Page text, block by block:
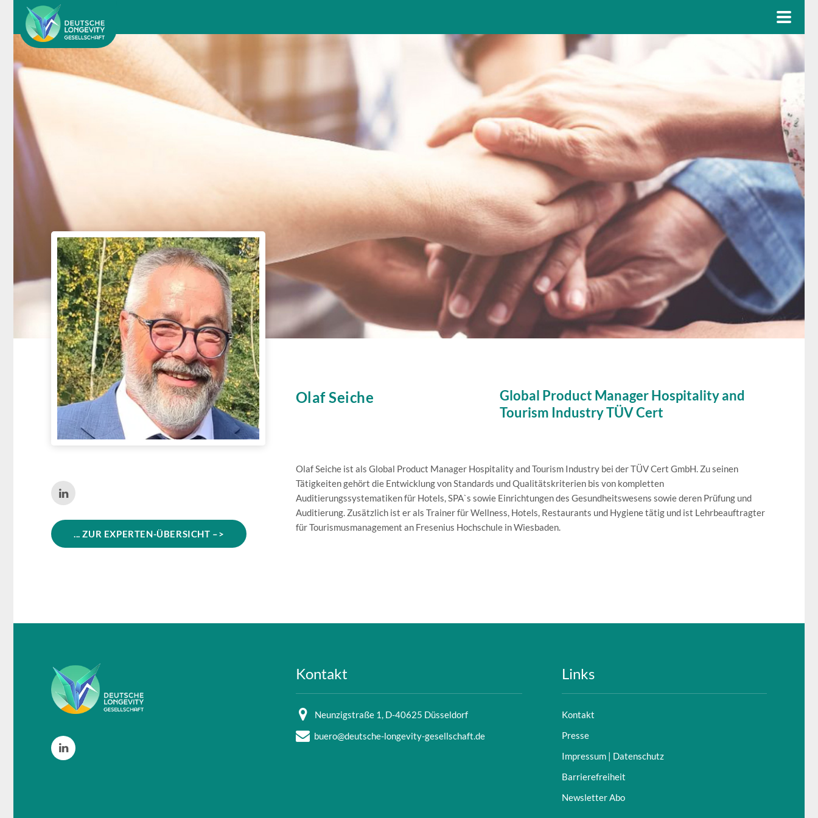
... ZUR EXPERTEN-ÜBERSICHT –>
Olaf Seiche
Global Product Manager Hospitality and
Tourism Industry TÜV Cert
Olaf Seiche ist als Global Product Manager Hospitality and Tourism Industry bei der TÜV Cert GmbH. Zu seinen
Tätigkeiten gehört die Entwicklung von Standards und Qualitätskriterien bis von kompletten
Auditierungssystematiken für Hotels, SPA`s sowie Einrichtungen des Gesundheitswesens sowie deren Prüfung und
Auditierung. Zusätzlich ist er als Trainer für Wellness, Hotels, Restaurants und Hygiene tätig und ist Lehrbeauftragter
für Tourismusmanagement an Fresenius Hochschule in Wiesbaden.
Links
Kontakt
Presse
Impressum | Datenschutz
Barrierefreiheit
Newsletter Abo
Kontakt
Neunzigstraße 1, D-40625 Düsseldorf
buero@deutsche-longevity-gesellschaft.de